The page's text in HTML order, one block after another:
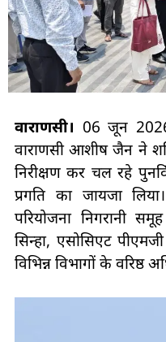
वाराणसी। 06 जून
वाराणसी आशीष जैन ने
निरीक्षण कर चल रहे
प्रगति का जायजा
परियोजना निगरानी
सिन्हा, एसोसिएट
विभिन्न विभागों के वरिष्ठ